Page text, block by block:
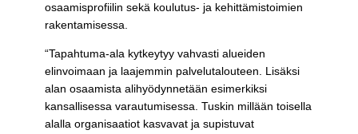
osaamisprofiilin sekä koulutus- ja kehittämistoimien
rakentamisessa.
“Tapahtuma-ala kytkeytyy vahvasti alueiden
elinvoimaan ja laajemmin palvelutalouteen. Lisäksi
alan osaamista alihyödynnetään esimerkiksi
kansallisessa varautumisessa. Tuskin millään toisella
alalla organisaatiot kasvavat ja supistuvat